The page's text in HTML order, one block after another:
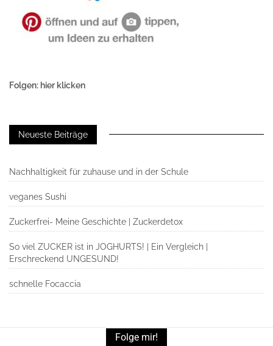
Folgen: hier klicken
Neueste Beiträge
Nachhaltigkeit für zuhause und in der Schule
veganes Sushi
Zuckerfrei- Meine Geschichte | Zuckerdetox
So viel ZUCKER ist in JOGHURTS! | Ein Vergleich |
Erschreckend UNGESUND!
schnelle Focaccia
Folge mir!